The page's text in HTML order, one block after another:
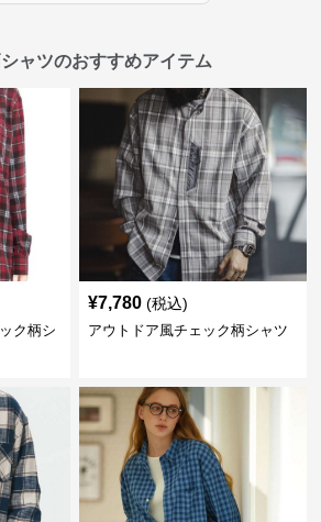
ャツのおすすめアイテム
ク柄シ
¥7,780 (税込)
アウトドア風チェック柄シャツ